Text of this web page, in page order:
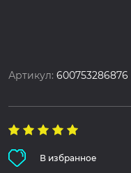
Артикул:600753286876
В избранное